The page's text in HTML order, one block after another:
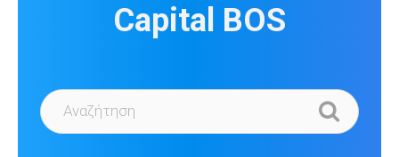
Capital BOS